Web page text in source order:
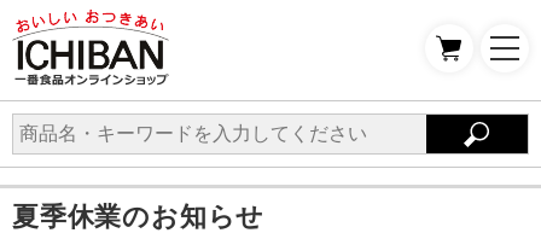
夏季休業のお知らせ